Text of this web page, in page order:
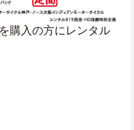
購入の方にレンタル